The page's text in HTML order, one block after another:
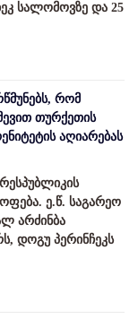
სალომოვზე და 25
რომ
თურქეთის
აღიარებას
ე.წ. საგარეო
არძინბა
დოგუ პერინჩეკს